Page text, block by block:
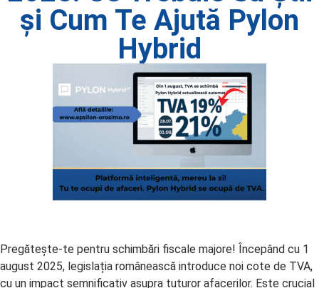
și Cum Te Ajută Pylon
Hybrid
Pregătește-te pentru schimbări fiscale majore! Începând cu 1
august 2025, legislația românească introduce noi cote de TVA,
cu un impact semnificativ asupra tuturor afacerilor. Este crucial